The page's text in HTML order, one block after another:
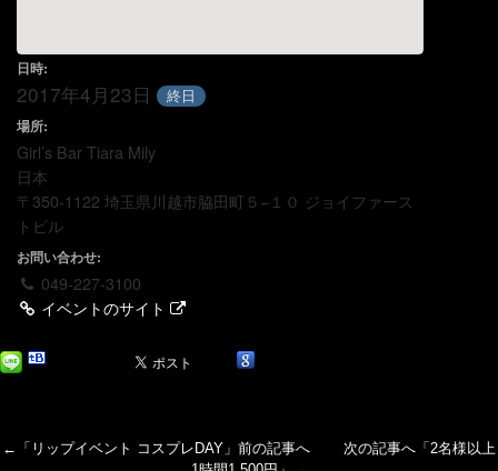
日時:
2017年4月23日 終日
場所:
Girl’s Bar Tiara Mily
日本
〒350-1122 埼玉県川越市脇田町５−１０ ジョイファース
トビル
お問い合わせ:
049-227-3100
イベントのサイト
←「 リップイベント コスプレDAY 」前の記事へ 次の記事へ「 2名様以上